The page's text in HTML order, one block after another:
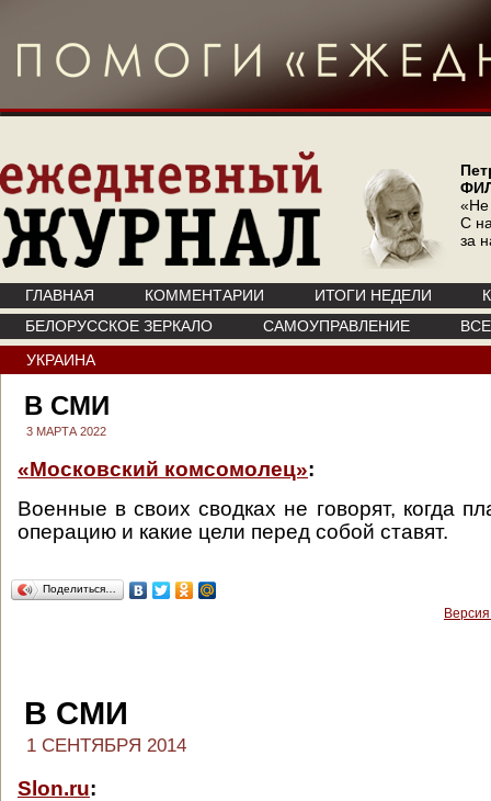
«Не
С
за
ГЛАВНАЯ КОММЕНТАРИИ ИТОГИ НЕДЕЛИ
БЕЛОРУССКОЕ ЗЕРКАЛО
САМОУПРАВЛЕНИЕ
УКРАИНА
В СМИ
3 МАРТА 2022
«Московский комсомолец»:
Военные в своих сводках не говорят, когда
операцию и какие цели перед собой ставят.
Поделиться…
В СМИ
1 СЕНТЯБРЯ 2014
Slon.ru: